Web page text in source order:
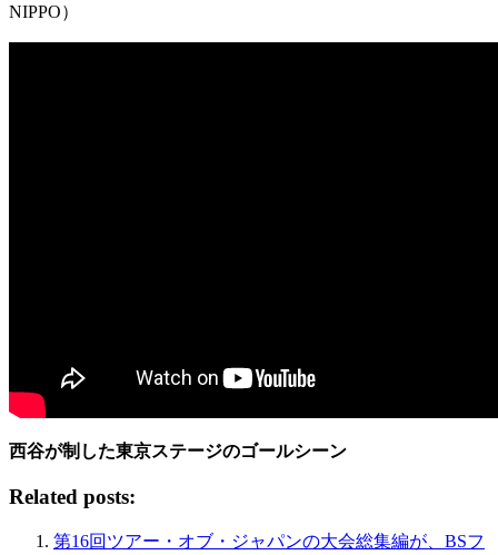
NIPPO）
西谷が制した東京ステージのゴールシーン
Related posts:
第16回ツアー・オブ・ジャパンの大会総集編が、BSフ